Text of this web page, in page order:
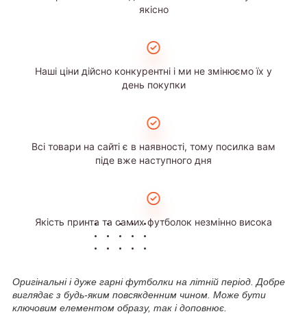
якісно
Наші ціни дійсно конкурентні і ми не змінюємо їх у
день покупки
Всі товари на сайті є в наявності, тому посилка вам
піде вже наступного дня
Якість принта та самих футболок незмінно висока
Оригінальні і дуже гарні футболки на літній період. Добре
виглядає з будь-яким повсякденним чином. Може бути
ключовим елементом образу, так і доповнює.